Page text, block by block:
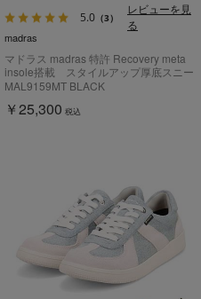
5.0 （3）
レビューを見
る
madras
マドラス madras 特許 Recovery meta
insole搭載 スタイルアップ厚底スニー
カー MAL9159MT
MAL9159MT BLACK
￥25,300 税込